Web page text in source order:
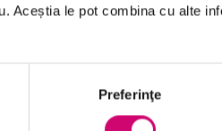
Aceștia le pot combina cu alte
Preferinţe